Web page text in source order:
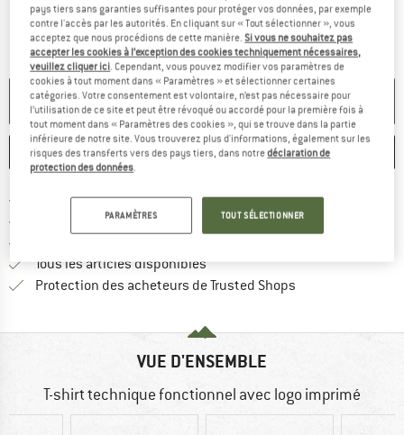
PLUS DISPONIBLE
ENREGISTRER COMPARER
Livraison gratuite dès 69 € (FR)Trouve les infos sur la
Droit de retour de 100 jours
Trouve les informations de
Tous les articles disponibles
Protection des acheteurs de Trusted Shops
VUE D'ENSEMBLE
T-shirt technique fonctionnel avec logo imprimé
pays tiers sans garanties suffisantes pour protéger vos données, par exemple
contre l'accès par les autorités. En cliquant sur « Tout sélectionner », vous
acceptez que nous procédions de cette manière.Si vous ne souhaitez pas
accepter les cookies à l’exception des cookies techniquement nécessaires,
veuillez cliquer ici. Cependant, vous pouvez modifier vos paramètres de
cookies à tout moment dans « Paramètres » et sélectionner certaines
catégories. Votre consentement est volontaire, n’est pas nécessaire pour
l’utilisation de ce site et peut être révoqué ou accordé pour la première fois à
tout moment dans « Paramètres des cookies », qui se trouve dans la partie
inférieure de notre site. Vous trouverez plus d'informations, également sur les
risques des transferts vers des pays tiers, dans notredéclaration de
protection des données.
PARAMÈTRES TOUT SÉLECTIONNER